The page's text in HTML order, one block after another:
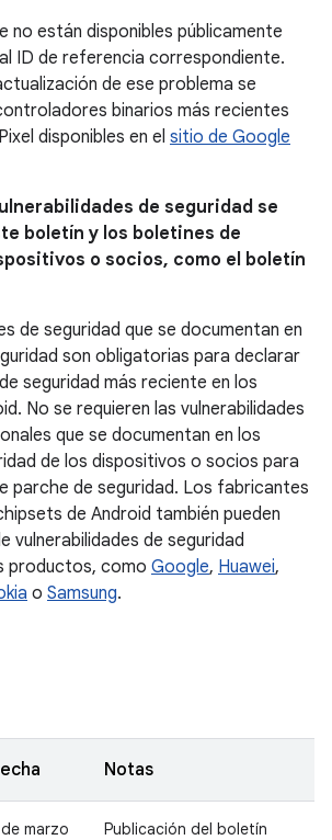
no están disponibles públicamente
ID de referencia correspondiente.
de ese problema se
binarios más recientes
disponibles en el sitio de Google
de seguridad se
boletín y los boletines de
o socios, como el boletín
de seguridad que se documentan en
son obligatorias para declarar
seguridad más reciente en los
No se requieren las vulnerabilidades
que se documentan en los
de los dispositivos o socios para
parche de seguridad. Los fabricantes
de Android también pueden
vulnerabilidades de seguridad
productos, como Google, Huawei,
o Samsung.
Notas
marzo
Publicación del boletín